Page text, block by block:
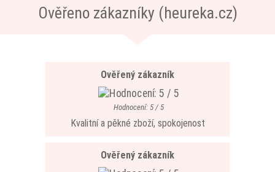
Ověřeno zákazníky (heureka.cz)
Ověřený zákazník
Hodnocení: 5 / 5
Kvalitní a pěkné zboží, spokojenost
Ověřený zákazník